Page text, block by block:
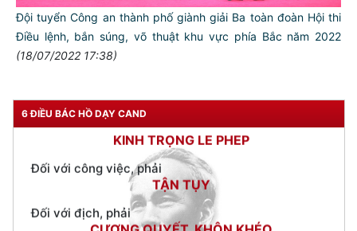
Đội tuyển Công an thành phố giành giải Ba toàn đoàn Hội thi
Điều lệnh, bắn súng, võ thuật khu vực phía Bắc năm 2022
(18/07/2022 17:38)
6 ĐIỀU BÁC HỒ DẠY CAND
Đối với chính phủ, phải
TUYỆT ĐỐI TRUNG THÀNH
Đối với nhân dân, phải
Đối với công việc, phải
TẬN TỤY
CƯƠNG QUYẾT, KHÔN KHÉO
Trích thư Chủ tịch Hồ Chí Minh
gửi Công an Khu XII,
ngày 11 tháng 3 năm 1948.